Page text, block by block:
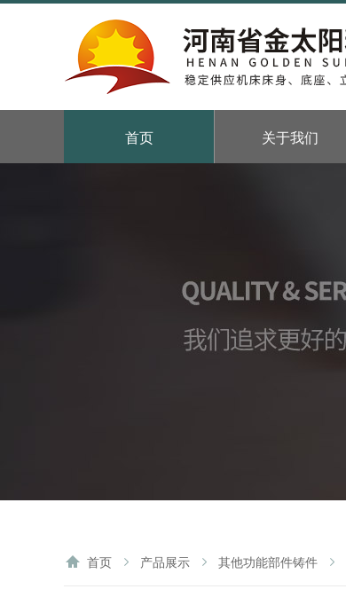
首页 关于我们
首页 产品展示 其他功能部件铸件